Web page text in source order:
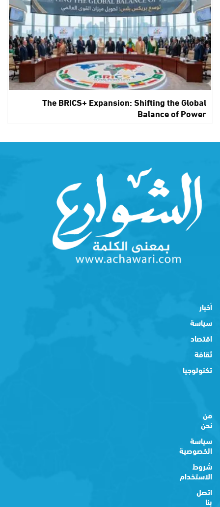
The BRICS+ Expansion: Shifting the Global
Balance of Power
أخبار
سياسة
اقتصاد
ثقافة
تكنولوجيا
من
نحن
سياسة
الخصوصية
شروط
الاستخدام
اتصل
بنا